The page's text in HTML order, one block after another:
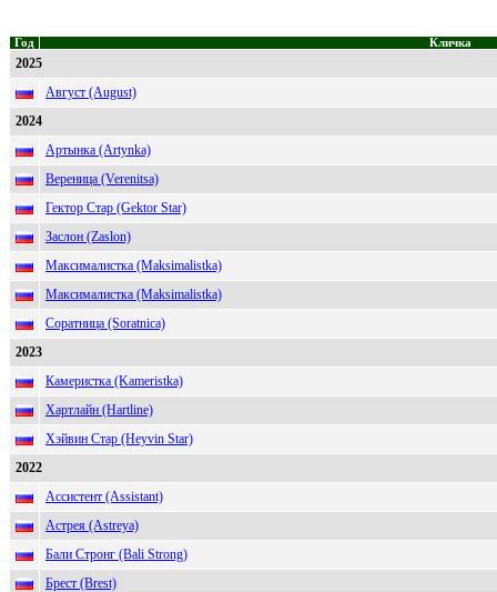
Год Кличка
2025
Август (August)
2024
Артынка (Artynka)
Вереница (Verenitsa)
Гектор Стар (Gektor Star)
Заслон (Zaslon)
Максималистка (Maksimalistka)
Максималистка (Maksimalistka)
Соратница (Soratnica)
2023
Камеристка (Kameristka)
Хартлайн (Hartline)
Хэйвин Стар (Heyvin Star)
2022
Ассистент (Assistant)
Астрея (Astreya)
Бали Стронг (Bali Strong)
Брест (Brest)